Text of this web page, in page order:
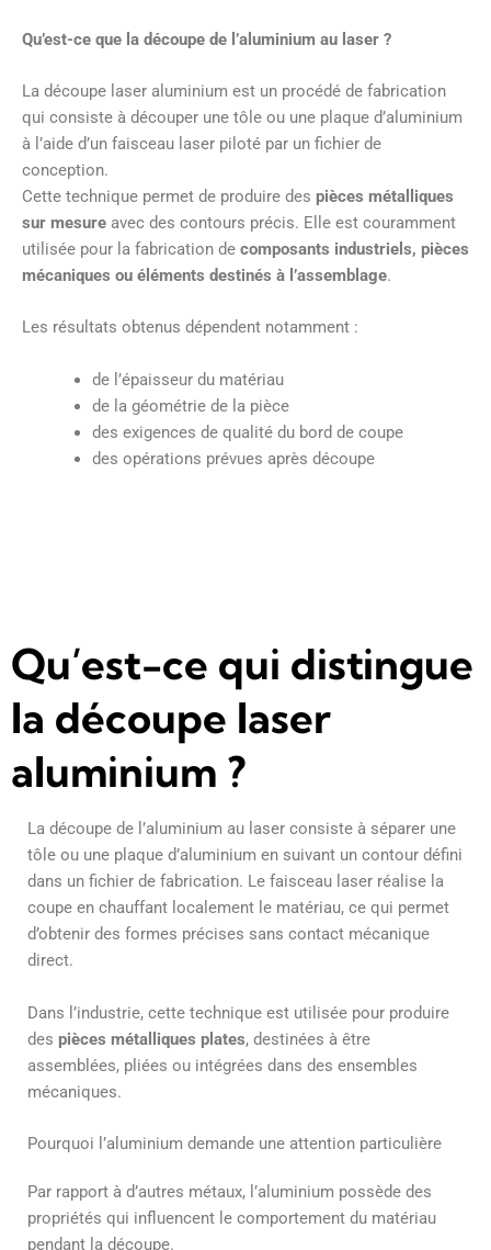
Qu’est-ce que la découpe de l’aluminium au laser ?
La découpe laser aluminium est un procédé de fabrication
qui consiste à découper une tôle ou une plaque d’aluminium
à l’aide d’un faisceau laser piloté par un fichier de
conception.
Cette technique permet de produire des pièces métalliques
sur mesure avec des contours précis. Elle est couramment
utilisée pour la fabrication de composants industriels, pièces
mécaniques ou éléments destinés à l’assemblage.
Les résultats obtenus dépendent notamment :
de l’épaisseur du matériau
de la géométrie de la pièce
des exigences de qualité du bord de coupe
des opérations prévues après découpe
Qu’est-ce qui distingue
la découpe laser
aluminium ?
La découpe de l’aluminium au laser consiste à séparer une
tôle ou une plaque d’aluminium en suivant un contour défini
dans un fichier de fabrication. Le faisceau laser réalise la
coupe en chauffant localement le matériau, ce qui permet
d’obtenir des formes précises sans contact mécanique
direct.
Dans l’industrie, cette technique est utilisée pour produire
des pièces métalliques plates, destinées à être
assemblées, pliées ou intégrées dans des ensembles
mécaniques.
Pourquoi l’aluminium demande une attention particulière
Par rapport à d’autres métaux, l’aluminium possède des
propriétés qui influencent le comportement du matériau
pendant la découpe.